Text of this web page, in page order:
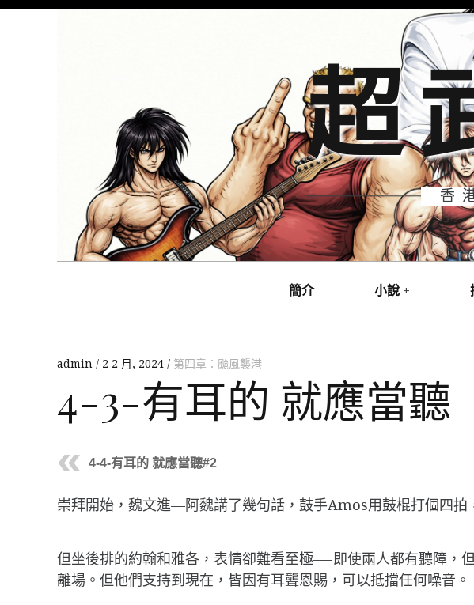
超
香
簡介 小說
admin 2 2 月, 2024 第四章：颱風襲港
4-3-有耳的 就應當聽
4-4-有耳的 就應當聽#2
崇拜開始，魏文進—阿魏講了幾句話，鼓手Amos用鼓棍打個四拍
但坐後排的約翰和雅各，表情卻難看至極—-即使兩人都有聽障，
離場。但他們支持到現在，皆因有耳聾恩賜，可以抵擋任何噪音。